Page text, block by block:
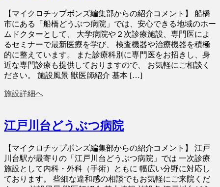
【マイクロチップボンズ編集部からの紹介コメント】 船橋
市にある「船橋どうぶつ病院」では、安心できる地域のホー
ムドクターとして、 大学病院や２次診療施設、専門医によ
るセミナーで最新医療を学び、 検査機器や治療機器を積極
的に整えています。 また診療科別に専門医をお招きし、身
近な専門診療も提供しておりますので、 お気軽にご相談く
ださい。 施設風景 獣医師紹介 基本 […]
施設詳細へ
江戸川台どうぶつ病院
【マイクロチップボンズ編集部からの紹介コメント】 江戸
川台駅が最寄りの「江戸川台どうぶつ病院」では 一次診療
施設として内科・外科（手術）ともに 幅広い分野に対応し
ております。 些細な違和感の相談でもお気軽にご来院くだ